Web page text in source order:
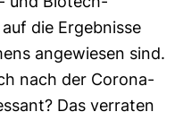
die Ergebnisse
angewiesen sind.
nach der Corona-
Das verraten